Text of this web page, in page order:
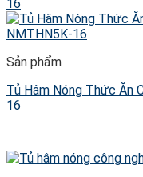
Sản phẩm
Tủ Hâm Nóng Thức Ăn
16